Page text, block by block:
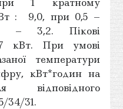
: 9,0, при 0,5 –
– 3,2. Пікові
кВт. При умові
температури
кВт*годин на
34/31.